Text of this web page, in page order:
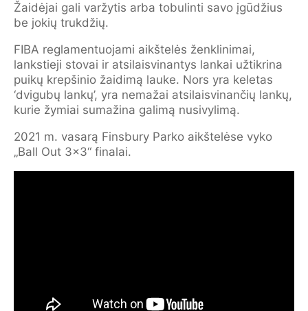
Žaidėjai gali varžytis arba tobulinti savo įgūdžius
be jokių trukdžių.
FIBA reglamentuojami aikštelės ženklinimai,
lankstieji stovai ir atsilaisvinantys lankai užtikrina
puikų krepšinio žaidimą lauke. Nors yra keletas
‘dvigubų lankų’, yra nemažai atsilaisvinančių lankų,
kurie žymiai sumažina galimą nusivylimą.
2021 m. vasarą Finsbury Parko aikštelėse vyko
„Ball Out 3×3“ finalai.